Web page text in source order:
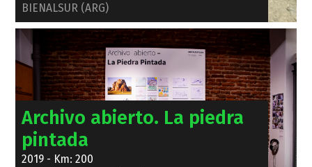
BIENALSUR (ARG)
Archivo abierto. La piedra
pintada
2019 - Km: 200